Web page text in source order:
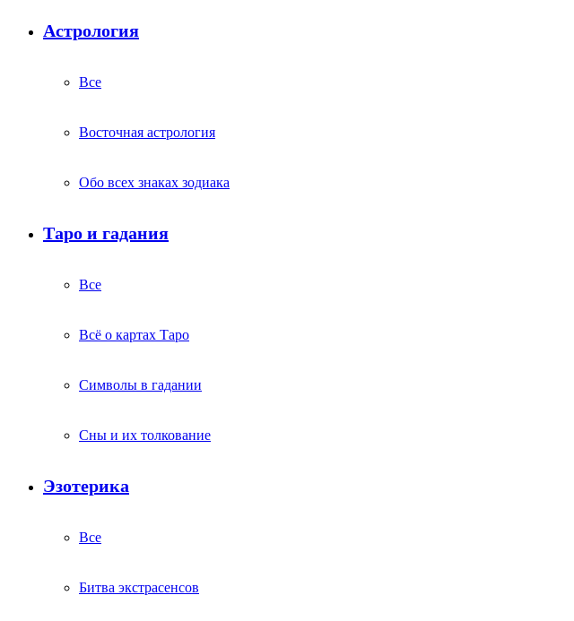
Астрология
Все
Восточная астрология
Обо всех знаках зодиака
Таро и гадания
Все
Всё о картах Таро
Символы в гадании
Сны и их толкование
Эзотерика
Все
Битва экстрасенсов